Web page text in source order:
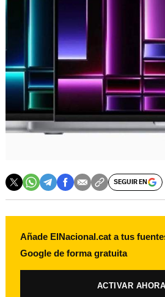
SEGUIR EN
Añade ElNacional.cat a tus
Google de forma gratuita
ACTIVAR